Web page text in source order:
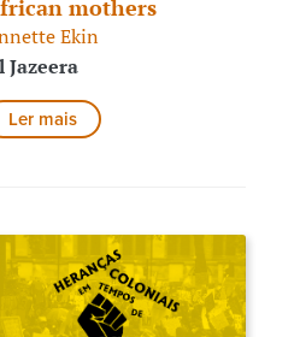
mothers
Ekin
Jazeera
Ler mais